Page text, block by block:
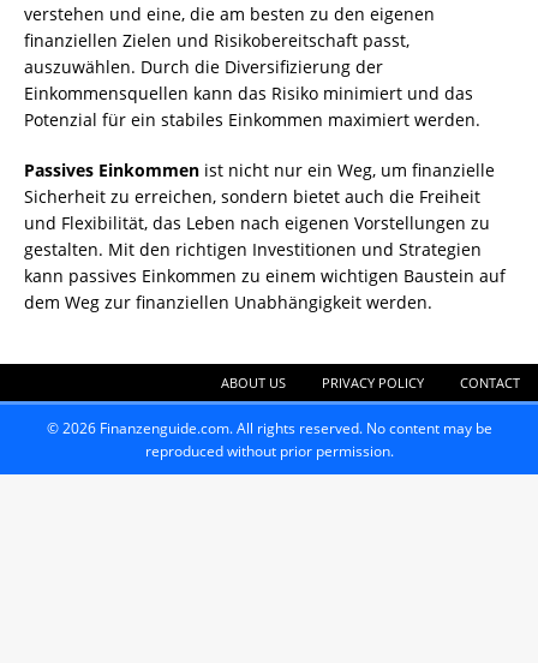
verstehen und eine, die am besten zu den eigenen
finanziellen Zielen und Risikobereitschaft passt,
auszuwählen. Durch die Diversifizierung der
Einkommensquellen kann das Risiko minimiert und das
Potenzial für ein stabiles Einkommen maximiert werden.
Passives Einkommen ist nicht nur ein Weg, um finanzielle
Sicherheit zu erreichen, sondern bietet auch die Freiheit
und Flexibilität, das Leben nach eigenen Vorstellungen zu
gestalten. Mit den richtigen Investitionen und Strategien
kann passives Einkommen zu einem wichtigen Baustein auf
dem Weg zur finanziellen Unabhängigkeit werden.
ABOUT US PRIVACY POLICY CONTACT
© 2026 Finanzenguide.com. All rights reserved. No content may be
reproduced without prior permission.